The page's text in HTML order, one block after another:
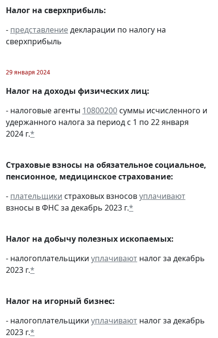
Налог на сверхприбыль:
- представлениедекларации по налогу на
сверхприбыль
29 января 2024
Налог на доходы физических лиц:
- налоговые агенты 10800200 суммы исчисленного и
удержанного налога за период с 1 по 22 января
2024 г.*
Страховые взносы на обязательное социальное,
пенсионное, медицинское страхование:
- плательщики страховых взносовуплачивают
взносы в ФНС за декабрь 2023 г.*
Налог на добычу полезных ископаемых:
- налогоплательщики уплачивают налог за декабрь
2023 г.*
Налог на игорный бизнес:
- налогоплательщики уплачивают налог за декабрь
2023 г.*